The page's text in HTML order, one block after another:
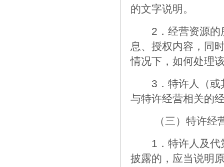
的文字说明。
2．经营资源的所
息、授权内容，同
情况下，如何处理
3．特许人（或其
与特许经营相关的
（三）特许经营
1．特许人及代第
披露的，应当说明